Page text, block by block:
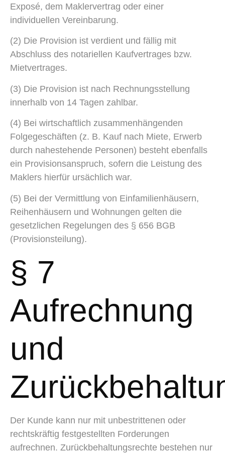
Exposé, dem Maklervertrag oder einer
individuellen Vereinbarung.
(2) Die Provision ist verdient und fällig mit
Abschluss des notariellen Kaufvertrages bzw.
Mietvertrages.
(3) Die Provision ist nach Rechnungsstellung
innerhalb von 14 Tagen zahlbar.
(4) Bei wirtschaftlich zusammenhängenden
Folgegeschäften (z. B. Kauf nach Miete, Erwerb
durch nahestehende Personen) besteht ebenfalls
ein Provisionsanspruch, sofern die Leistung des
Maklers hierfür ursächlich war.
(5) Bei der Vermittlung von Einfamilienhäusern,
Reihenhäusern und Wohnungen gelten die
gesetzlichen Regelungen des § 656 BGB
(Provisionsteilung).
§ 7
Aufrechnung
und
Der Kunde kann nur mit unbestrittenen oder
rechtskräftig festgestellten Forderungen
aufrechnen. Zurückbehaltungsrechte bestehen nur